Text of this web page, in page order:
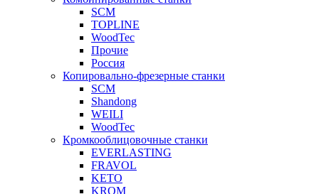
SCM
TOPLINE
WoodTec
Прочие
Россия
Копировально-фрезерные станки
SCM
Shandong
WEILI
WoodTec
Кромкооблицовочные станки
EVERLASTING
FRAVOL
KETO
KROM